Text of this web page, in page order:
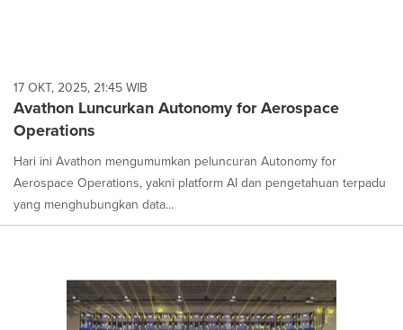
17 OKT, 2025, 21:45 WIB
Avathon Luncurkan Autonomy for Aerospace
Operations
Hari ini Avathon mengumumkan peluncuran Autonomy for
Aerospace Operations, yakni platform AI dan pengetahuan terpadu
yang menghubungkan data...